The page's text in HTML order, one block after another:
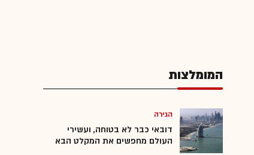
לבנון
המומלצות
הגירה
דובאי כבר לא בטוחה, ועשירי
העולם מחפשים את המקלט הבא